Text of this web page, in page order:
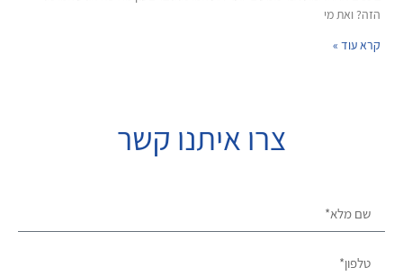
הזה? ואת מי
קרא עוד »
צרו איתנו קשר